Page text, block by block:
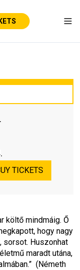
TICKETS
költő mindmáig. Ő
hogy nagy
sorsot. Huszonhat
maradt utána,
(Németh